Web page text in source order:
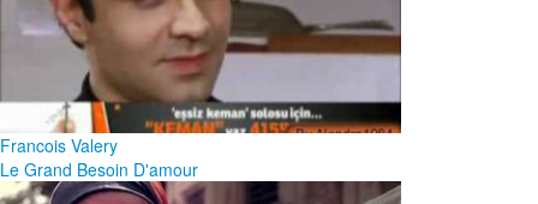
Francois Valery
Le Grand Besoin D'amour